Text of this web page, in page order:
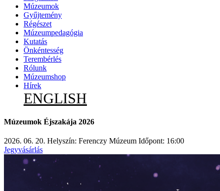
Múzeumok
Gyűjtemény
Régészet
Múzeumpedagógia
Kutatás
Önkéntesség
Terembérlés
Rólunk
Múzeumshop
Hírek
ENGLISH
Múzeumok Éjszakája 2026
2026. 06. 20. Helyszín: Ferenczy Múzeum Időpont: 16:00
Jegyvásárlás